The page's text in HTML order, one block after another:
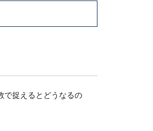
で捉えるとどうなるの